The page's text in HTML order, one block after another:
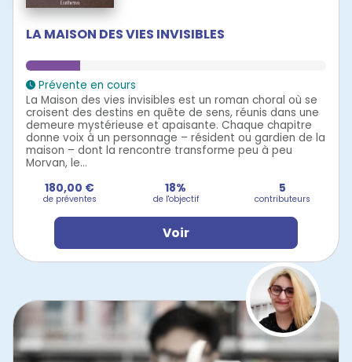
LA MAISON DES VIES INVISIBLES
Prévente en cours
La Maison des vies invisibles est un roman choral où se
croisent des destins en quête de sens, réunis dans une
demeure mystérieuse et apaisante. Chaque chapitre
donne voix à un personnage – résident ou gardien de la
maison – dont la rencontre transforme peu à peu
Morvan, le...
180,00 €
de préventes
18%
de l'objectif
5
contributeurs
Voir